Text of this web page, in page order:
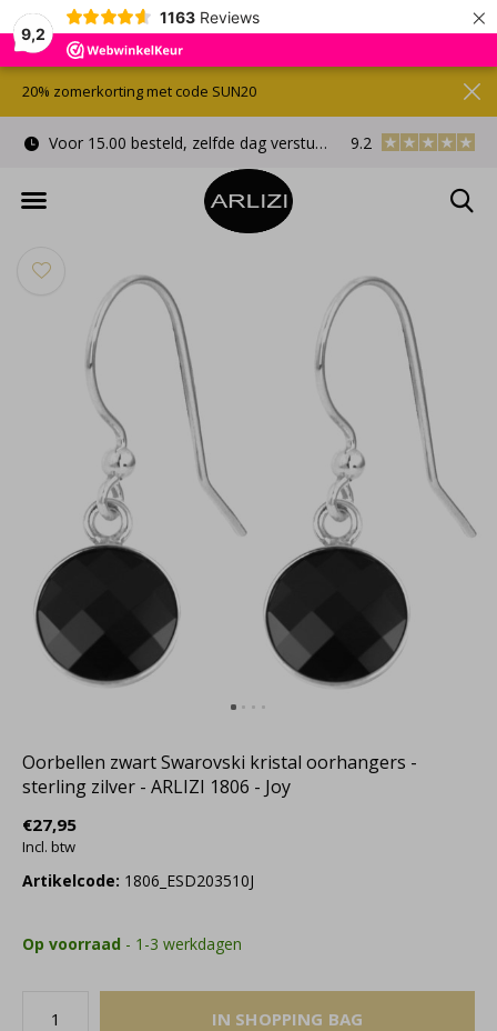
9,2
1163 Reviews ×
Voor 15.00 besteld, zelfde dag verstuurd Gratis
9.2
20% zomerkorting met code SUN20
Oorbellen zwart Swarovski kristal oorhangers -
sterling zilver - ARLIZI 1806 - Joy
€27,95
Incl. btw
Artikelcode: 1806_ESD203510J
Op voorraad - 1-3 werkdagen
IN SHOPPING BAG